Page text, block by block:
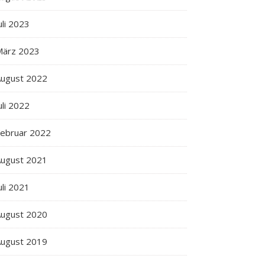
2023
2023
2022
2022
2022
2021
2021
2020
2019